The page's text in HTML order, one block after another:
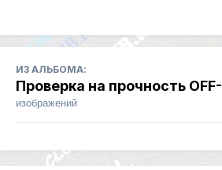
ИЗ АЛЬБОМА:
Проверка на прочность
изображений